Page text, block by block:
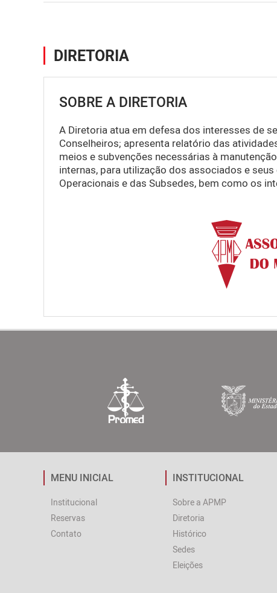
DIRETORIA
SOBRE A DIRETORIA
A Diretoria atua em defesa dos interesses de
Conselheiros; apresenta relatório das
meios e subvenções necessárias à
internas, para utilização dos associados e
Operacionais e das Subsedes, bem como os
MENU INICIAL
Institucional
Reservas
Contato
INSTITUCIONAL
Sobre a APMP
Diretoria
Histórico
Sedes
Eleições